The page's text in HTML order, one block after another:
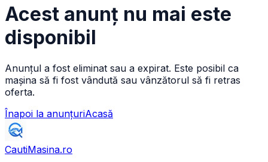
Acest anunț nu mai este
disponibil
Anunțul a fost eliminat sau a expirat. Este posibil ca
mașina să fi fost vândută sau vânzătorul să fi retras
oferta.
Înapoi la anunțuriAcasă
CautiMasina.ro